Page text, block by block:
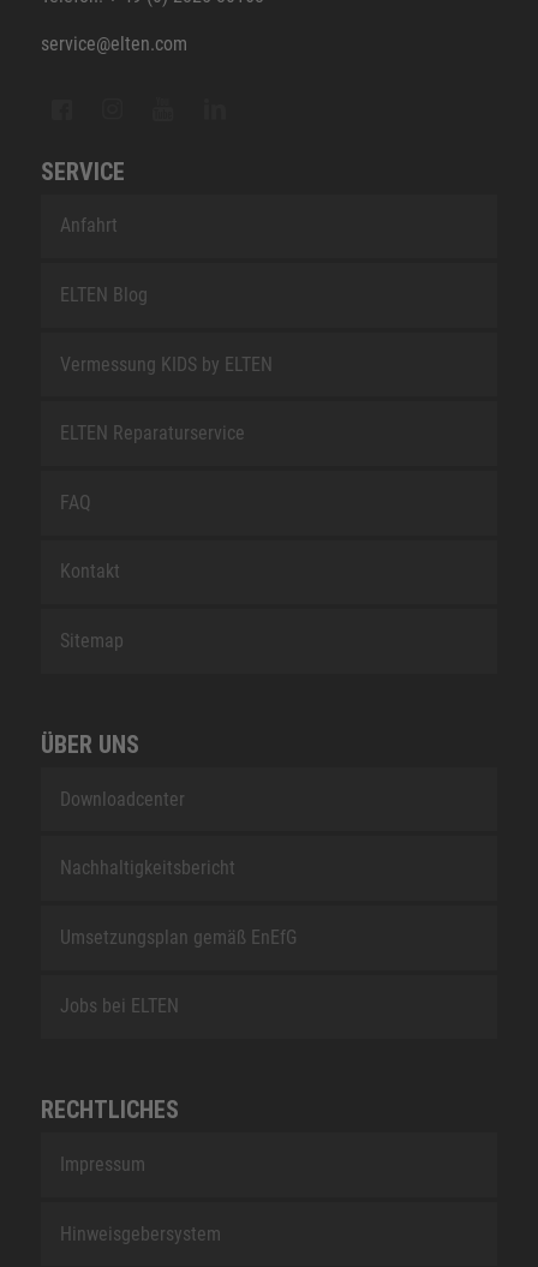
service@elten.com
SERVICE
Anfahrt
ELTEN Blog
Vermessung KIDS by ELTEN
ELTEN Reparaturservice
FAQ
Kontakt
Sitemap
ÜBER UNS
Downloadcenter
Nachhaltigkeitsbericht
Umsetzungsplan gemäß EnEfG
Jobs bei ELTEN
RECHTLICHES
Impressum
Hinweisgebersystem